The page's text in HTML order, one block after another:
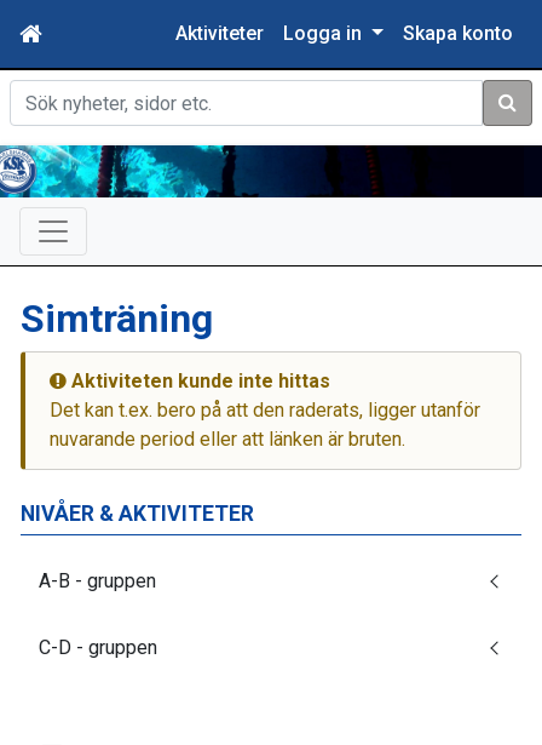
Aktiviteter Logga in Skapa konto
Sök
Simträning
Aktiviteten kunde inte hittas
Det kan t.ex. bero på att den raderats, ligger utanför
nuvarande period eller att länken är bruten.
NIVÅER & AKTIVITETER
A-B - gruppen
C-D - gruppen